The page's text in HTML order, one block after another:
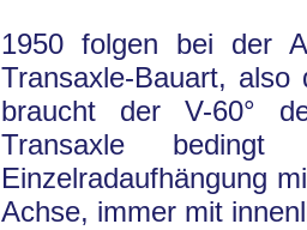
1950 folgen bei der
Transaxle-Bauart, also
braucht der V-60°
Transaxle
Einzelradaufhängung
Achse, immer mit